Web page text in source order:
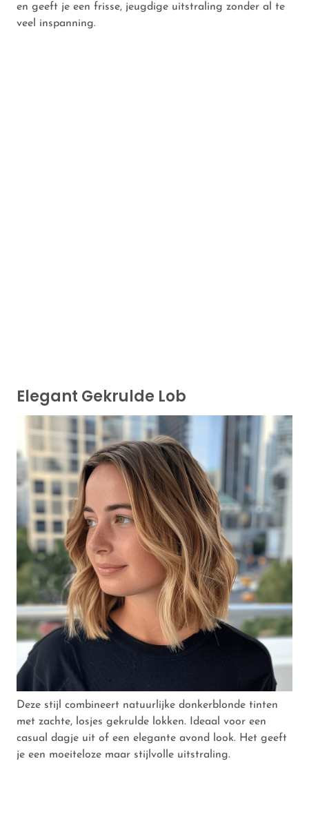
en geeft je een frisse, jeugdige uitstraling zonder al te
veel inspanning.
Elegant Gekrulde Lob
Deze stijl combineert natuurlijke donkerblonde tinten
met zachte, losjes gekrulde lokken. Ideaal voor een
casual dagje uit of een elegante avond look. Het geeft
je een moeiteloze maar stijlvolle uitstraling.